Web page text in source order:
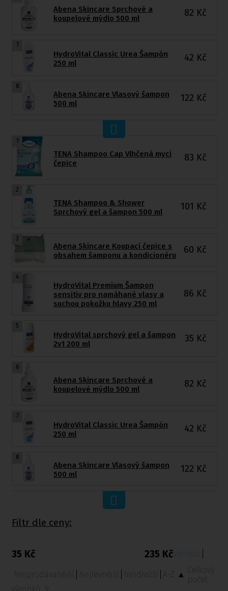
Abena Skincare Sprchové a
koupelové mýdlo 500 ml
82 Kč
7
HydroVital Classic Urea Šampón
250 ml
42 Kč
8
Abena Skincare Vlasový šampon
500 ml
122 Kč
1
TENA Shampoo Cap Vlhčená mycí
čepice
83 Kč
2
TENA Shampoo & Shower
Sprchový gel a šampon 500 ml
101 Kč
3
Abena Skincare Koupací čepice s
obsahem šamponu a kondicionéru
60 Kč
4
HydroVital Premium Šampon
sensitiv pro namáhané vlasy a
suchou pokožku hlavy 250 ml
86 Kč
5
HydroVital sprchový gel a šampon
2v1 200 ml
35 Kč
6
Abena Skincare Sprchové a
koupelové mýdlo 500 ml
82 Kč
7
HydroVital Classic Urea Šampón
250 ml
42 Kč
8
Abena Skincare Vlasový šampon
500 ml
122 Kč
Filtr dle ceny:
35 Kč 235 KčVýchozí
Nejprodávanější Nejlevnější Nejdražší A-Z ▲
Celkový
počet
výrobků:
9